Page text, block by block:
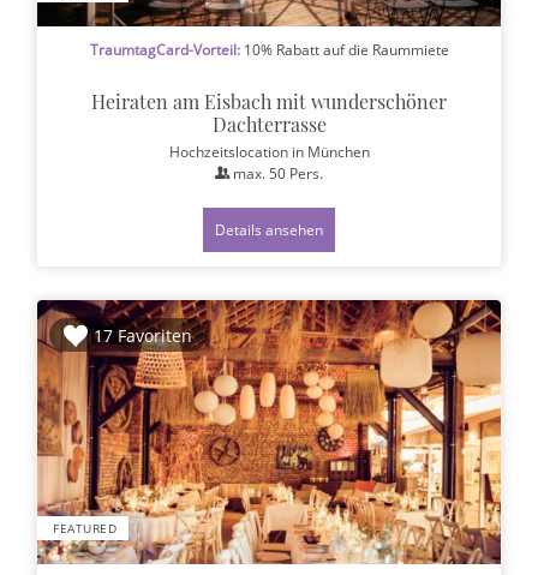
TraumtagCard-Vorteil:10% Rabatt auf die Raummiete
Heiraten am Eisbach mit wunderschöner
Dachterrasse
Hochzeitslocation in München
max. 50 Pers.
Details ansehen
17 Favoriten
FEATURED